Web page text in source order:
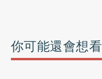
你可能還會想看